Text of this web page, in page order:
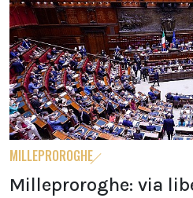
MILLEPROROGHE
Milleproroghe: via